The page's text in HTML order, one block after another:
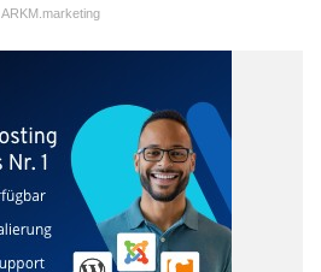
ARKM.marketing